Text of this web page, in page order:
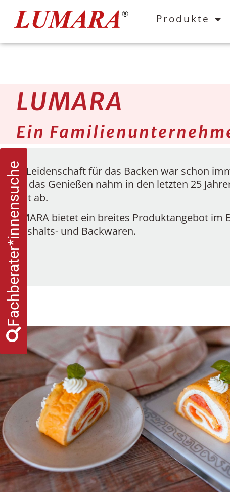
Produkte
Fachberater*innensuche
LUMARA
Ein
Die Leidenschaft für das Backen war schon
und das Genießen nahm in den letzten 25
nicht ab.
LUMARA bietet ein breites Produktangebot im
Haushalts- und Backwaren.